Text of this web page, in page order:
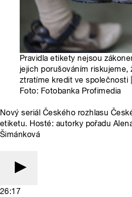
Pravidla etikety nejsou
jejich porušováním riskujeme,
ztratíme kredit ve společnosti |
Foto: Fotobanka Profimedia
Nový seriál Českého rozhlasu
etiketu. Hosté: autorky pořadu
Šimánková
26:17